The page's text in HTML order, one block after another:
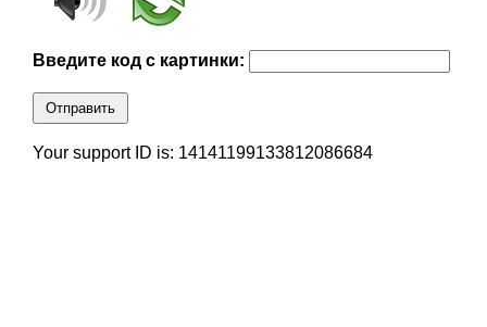
Введите код с картинки:
Отправить
Your support ID is: 14141199133812086684